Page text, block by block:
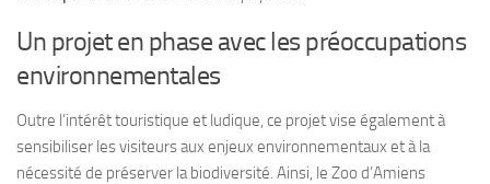
Un projet en phase avec les préoccupations
environnementales
Outre l’intérêt touristique et ludique, ce projet vise également à
sensibiliser les visiteurs aux enjeux environnementaux et à la
nécessité de préserver la biodiversité. Ainsi, le Zoo d’Amiens